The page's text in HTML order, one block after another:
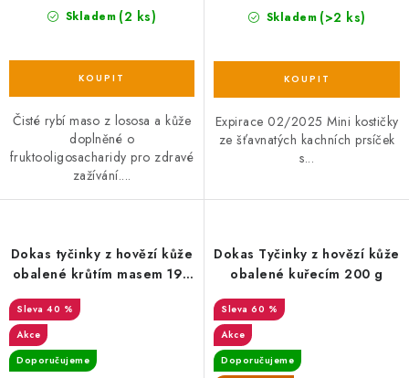
Skladem (2 ks)
Čisté rybí maso z lososa a kůže
doplněné o
fruktooligosacharidy pro zdravé
zažívání....
Skladem (>2 ks)
Expirace 02/2025 Mini kostičky
ze šťavnatých kachních prsíček
s...
Dokas tyčinky z hovězí kůže
obalené krůtím masem 190
40 %
Akce
Doporučujeme
Dokas Tyčinky z hovězí kůže
obalené kuřecím 200 g
60 %
Akce
Doporučujeme